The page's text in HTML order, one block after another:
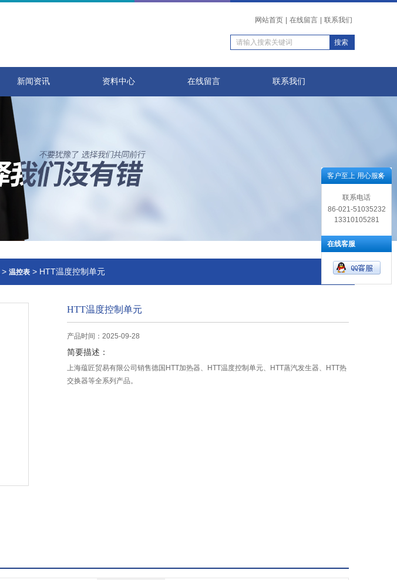
网站首页 在线留言 联系我们
新闻资讯 资料中心 在线留言 联系我们
> 温控表 > HTT温度控制单元
HTT温度控制单元
产品时间：2025-09-28
简要描述：
上海蕴匠贸易有限公司销售德国HTT加热器、HTT温度控制单元、HTT蒸汽发生器、HTT热
交换器等全系列产品。
客户至上 用心服务
联系电话
86-021-51035232
13310105281
在线客服